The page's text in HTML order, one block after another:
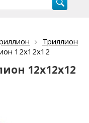
Триллион
12х12х12
12х12х12